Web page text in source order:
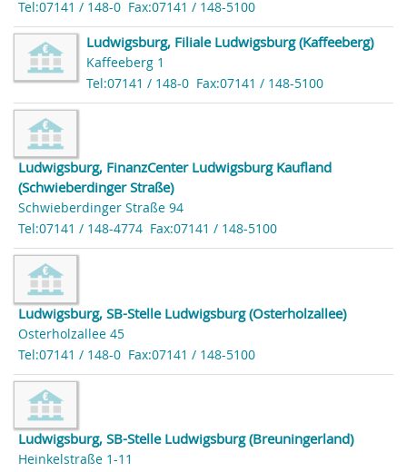
Tel:07141 / 148-0 Fax:07141 / 148-5100
Ludwigsburg, Filiale Ludwigsburg (Kaffeeberg)
Kaffeeberg 1
Tel:07141 / 148-0 Fax:07141 / 148-5100
Ludwigsburg, FinanzCenter Ludwigsburg Kaufland
(Schwieberdinger Straße)
Schwieberdinger Straße 94
Tel:07141 / 148-4774 Fax:07141 / 148-5100
Ludwigsburg, SB-Stelle Ludwigsburg (Osterholzallee)
Osterholzallee 45
Tel:07141 / 148-0 Fax:07141 / 148-5100
Ludwigsburg, SB-Stelle Ludwigsburg (Breuningerland)
Heinkelstraße 1-11